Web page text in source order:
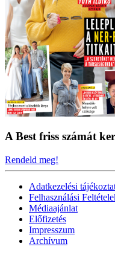
A Best friss számát
Rendeld meg!
Adatkezelési
Felhasználási
Médiaajánlat
Előfizetés
Impresszum
Archívum